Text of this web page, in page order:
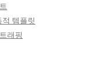
템플릿
래핑